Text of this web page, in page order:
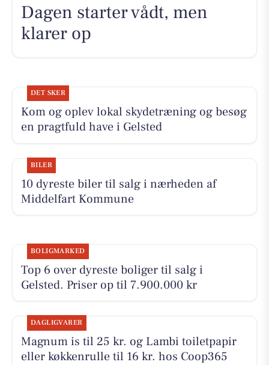
Dagen starter vådt, men
klarer op
DET SKER
Kom og oplev lokal skydetræning og besøg
en pragtfuld have i Gelsted
BILER
10 dyreste biler til salg i nærheden af
Middelfart Kommune
BOLIGMARKED
Top 6 over dyreste boliger til salg i
Gelsted. Priser op til 7.900.000 kr
DAGLIGVARER
Magnum is til 25 kr. og Lambi toiletpapir
eller køkkenrulle til 16 kr. hos Coop365